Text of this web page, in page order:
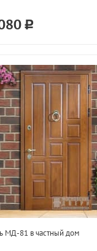
МД-81 в частный дом